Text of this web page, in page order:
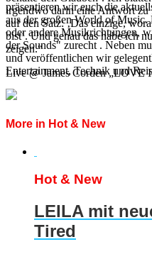
irgendwo darin eine Antwort
auf den Satz: ‚Das einzige,
bist‘. Und genau das habe ich
zeigen.“
Live @ James Corden „LOVE
präsentieren wir euch die
aus der großen World of
oder andere Musikrichtungen,
der Sounds" zurecht . Neben
und veröffentlichen wir
Entertainment, Technik und
More in Hot & New
Hot & New
LEILA mit
Tired